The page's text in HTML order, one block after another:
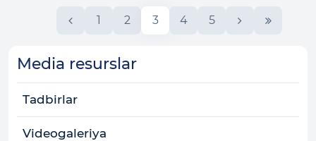
1 2 3 4 5
Media resurslar
Tadbirlar
Videogaleriya